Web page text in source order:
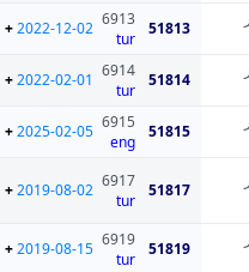
51813
6913
tur
2022-12-02
+
51814
6914
tur
2022-02-01
+
51815
6915
eng
2025-02-05
+
51817
6917
tur
2019-08-02
+
51819
6919
tur
2019-08-15
+